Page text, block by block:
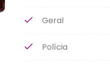
Geral
Polícia